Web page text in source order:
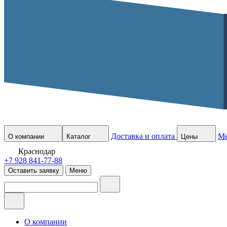
О компании Каталог Доставка и оплата Цены
Краснодар
+7 928 841-77-88
Оставить заявку Меню
О компании